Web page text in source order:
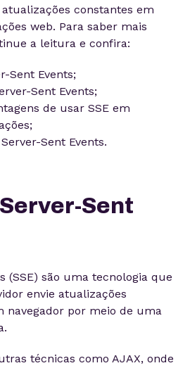
constantes em
web. Para saber mais
a leitura e confira:
Sent Events;
Sent Events;
de usar SSE em
Sent Events.
Sent
(SSE) são uma tecnologia que
envie atualizações
navegador por meio de uma
técnicas como AJAX, onde